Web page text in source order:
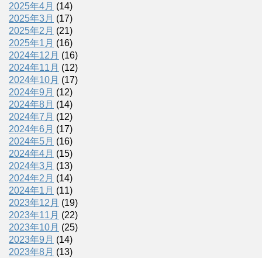
2025年4月 (14)
2025年3月 (17)
2025年2月 (21)
2025年1月 (16)
2024年12月 (16)
2024年11月 (12)
2024年10月 (17)
2024年9月 (12)
2024年8月 (14)
2024年7月 (12)
2024年6月 (17)
2024年5月 (16)
2024年4月 (15)
2024年3月 (13)
2024年2月 (14)
2024年1月 (11)
2023年12月 (19)
2023年11月 (22)
2023年10月 (25)
2023年9月 (14)
2023年8月 (13)